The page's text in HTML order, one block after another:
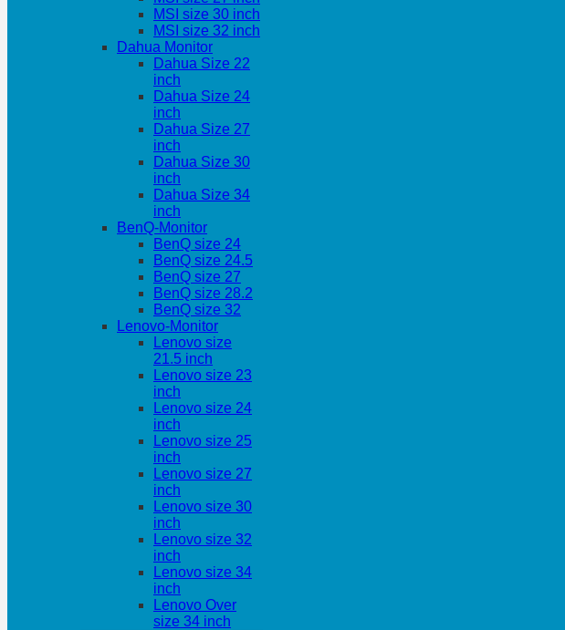
MSI size 30 inch
MSI size 32 inch
Dahua Monitor
Dahua Size 22
inch
Dahua Size 24
inch
Dahua Size 27
inch
Dahua Size 30
inch
Dahua Size 34
inch
BenQ-Monitor
BenQ size 24
BenQ size 24.5
BenQ size 27
BenQ size 28.2
BenQ size 32
Lenovo-Monitor
Lenovo size
21.5 inch
Lenovo size 23
inch
Lenovo size 24
inch
Lenovo size 25
inch
Lenovo size 27
inch
Lenovo size 30
inch
Lenovo size 32
inch
Lenovo size 34
inch
Lenovo Over
size 34 inch